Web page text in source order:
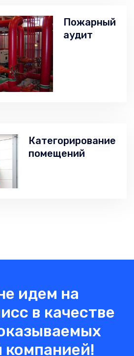
Пожарный
аудит
Категорирование
помещений
идем на
в качестве
компанией!